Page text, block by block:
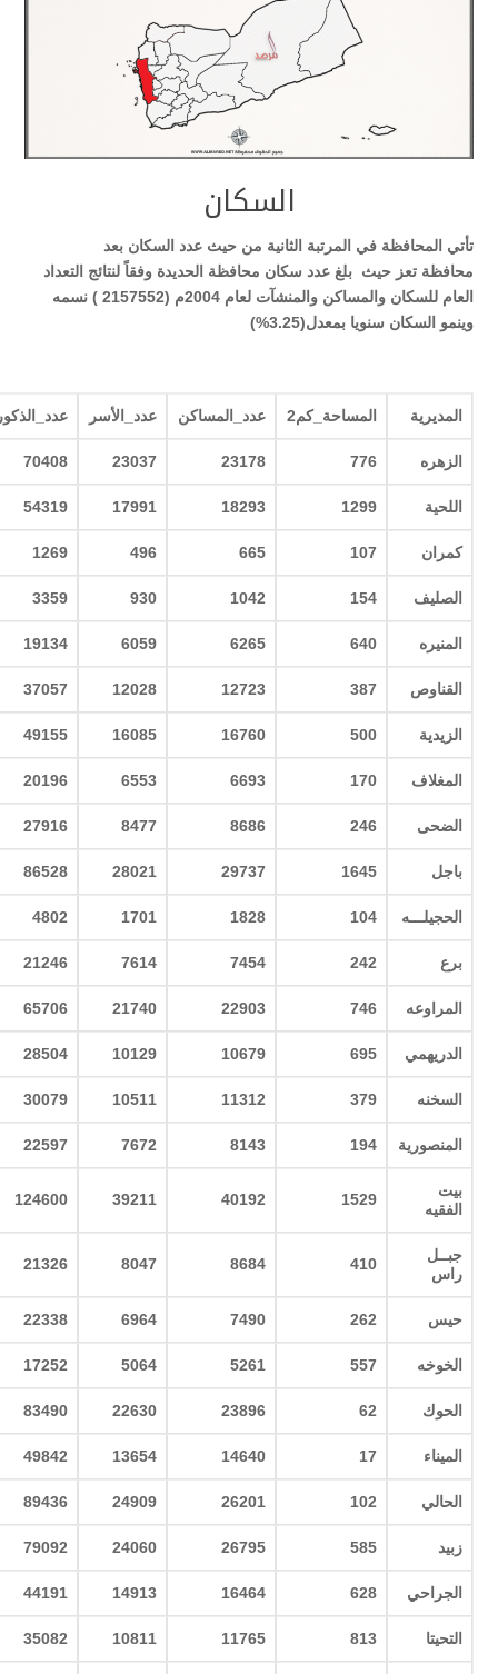
السكان
تأتي المحافظة في المرتبة الثانية من حيث عدد السكان بعد
محافظة تعز حيث بلغ عدد سكان محافظة الحديدة وفقاً لنتائج التعداد
العام للسكان والمساكن والمنشآت لعام 2004م (
2157552 ) نسمه
وينمو السكان سنويا بمعدل(3.25
%)
المديرية المساحة_كم2 عدد_المساكن عدد_الأسر
الزهره 776
23178
23037
70408
اللحية 1299
18293
17991
54319
كمران 107
665
496
1269
الصليف 154
1042
930
3359
المنيره 640
6265
6059
19134
القناوص 387
12723
12028
37057
الزيدية 500
16760
16085
49155
المغلاف 170
6693
6553
20196
الضحى 246
8686
8477
27916
باجل 1645
29737
28021
86528
الحجيلـــه 104
1828
1701
4802
برع 242
7454
7614
21246
المراوعه 746
22903
21740
65706
الدريهمي 695
10679
10129
28504
السخنه 379
11312
10511
30079
المنصورية 194
8143
7672
22597
بيت
الفقيه
1529
40192
39211
124600
جبــل
راس
410
8684
8047
21326
حيس 262
7490
6964
22338
الخوخه 557
5261
5064
17252
الحوك 62
23896
22630
83490
الميناء 17
14640
13654
49842
الحالي 102
26201
24909
89436
زبيد 585
26795
24060
79092
الجراحي 628
16464
14913
44191
التحيتا 813
11765
10811
35082